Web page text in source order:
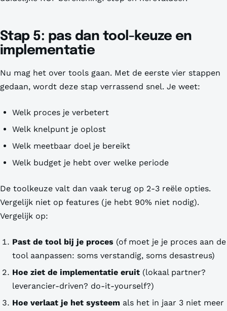
Stap 5: pas dan tool-keuze en
implementatie
Nu mag het over tools gaan. Met de eerste vier stappen
gedaan, wordt deze stap verrassend snel. Je weet:
Welk proces je verbetert
Welk knelpunt je oplost
Welk meetbaar doel je bereikt
Welk budget je hebt over welke periode
De toolkeuze valt dan vaak terug op 2-3 reële opties.
Vergelijk niet op features (je hebt 90% niet nodig).
Vergelijk op:
Past de tool bij je proces (of moet je je proces aan de
tool aanpassen: soms verstandig, soms desastreus)
Hoe ziet de implementatie eruit (lokaal partner?
leverancier-driven? do-it-yourself?)
Hoe verlaat je het systeem als het in jaar 3 niet meer